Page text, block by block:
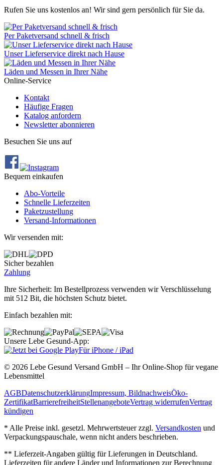
Rufen Sie uns kostenlos an! Wir sind gern persönlich für Sie da.
Per Paketversand schnell & frisch
Unser Lieferservice direkt nach Hause
Läden und Messen in Ihrer Nähe
Online-Service
Kontakt
Häufige Fragen
Katalog anfordern
Newsletter abonnieren
Besuchen Sie uns auf
Bequem einkaufen
Abo‐Vorteile
Schnelle Lieferzeiten
Paketzustellung
Versand‐Informationen
Wir versenden mit:
Sicher bezahlen
Zahlung
Ihre Sicherheit: Im Bestellprozess verwenden wir Verschlüsselung
mit 512 Bit, die höchsten Schutz bietet.
Einfach bezahlen mit:
Unsere Lebe Gesund-App:
Für iPhone / iPad
© 2026 Lebe Gesund Versand GmbH – Ihr Online‐Shop für vegane
Lebensmittel
AGBDatenschutzerklärungImpressum, BildnachweisÖko‐
ZertifikatBarrierefreiheitStellenangeboteVertrag widerrufenVertrag
kündigen
* Alle Preise inkl. gesetzl. Mehrwertsteuer zzgl. Versandkosten und
Verpackungspauschale, wenn nicht anders beschrieben.
** Lieferzeit‐Angaben gültig für Lieferungen in Deutschland.
Lieferzeiten für andere Länder und Informationen zur Berechnung